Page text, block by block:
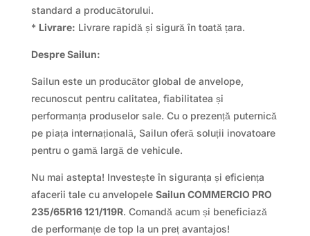
standard a producătorului.
* Livrare: Livrare rapidă și sigură în toată țara.
Despre Sailun:
Sailun este un producător global de anvelope,
recunoscut pentru calitatea, fiabilitatea și
performanța produselor sale. Cu o prezență puternică
pe piața internațională, Sailun oferă soluții inovatoare
pentru o gamă largă de vehicule.
Nu mai astepta! Investește în siguranța și eficiența
afacerii tale cu anvelopele Sailun COMMERCIO PRO
235/65R16 121/119R. Comandă acum și beneficiază
de performanțe de top la un preț avantajos!